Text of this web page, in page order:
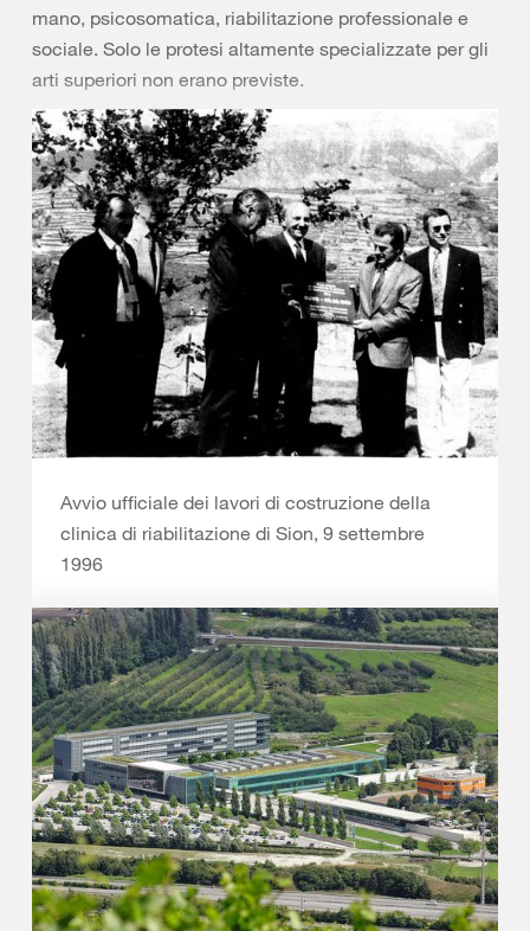
mano, psicosomatica, riabilitazione professionale e
sociale. Solo le protesi altamente specializzate per gli
arti superiori non erano previste.
Avvio ufficiale dei lavori di costruzione della
clinica di riabilitazione di Sion, 9 settembre
1996